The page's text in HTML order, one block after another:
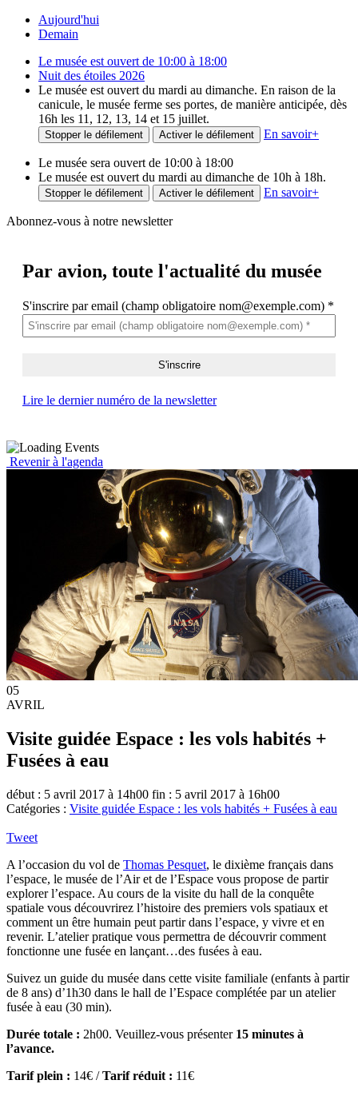
Aujourd'hui
Demain
Le musée est ouvert de 10:00 à 18:00
Nuit des étoiles 2026
Le musée est ouvert du mardi au dimanche. En raison de la
canicule, le musée ferme ses portes, de manière anticipée, dès
16h les 11, 12, 13, 14 et 15 juillet.
Stopper le défilement Activer le défilement En savoir+
Le musée sera ouvert de 10:00 à 18:00
Le musée est ouvert du mardi au dimanche de 10h à 18h.
Stopper le défilement Activer le défilement En savoir+
Abonnez-vous à notre newsletter
Par avion, toute l'actualité du musée
S'inscrire par email (champ obligatoire nom@exemple.com) *
Lire le dernier numéro de la newsletter
Revenir à l'agenda
05
AVRIL
Visite guidée Espace : les vols habités +
Fusées à eau
début : 5 avril 2017 à 14h00 fin : 5 avril 2017 à 16h00
Catégories : Visite guidée Espace : les vols habités + Fusées à eau
Tweet
A l’occasion du vol de Thomas Pesquet, le dixième français dans
l’espace, le musée de l’Air et de l’Espace vous propose de partir
explorer l’espace. Au cours de la visite du hall de la conquête
spatiale vous découvrirez l’histoire des premiers vols spatiaux et
comment un être humain peut partir dans l’espace, y vivre et en
revenir. L’atelier pratique vous permettra de découvrir comment
fonctionne une fusée en lançant…des fusées à eau.
Suivez un guide du musée dans cette visite familiale (enfants à partir
de 8 ans) d’1h30 dans le hall de l’Espace complétée par un atelier
fusée à eau (30 min).
Durée totale : 2h00. Veuillez-vous présenter 15 minutes à
l’avance.
Tarif plein : 14€ /Tarif réduit : 11€